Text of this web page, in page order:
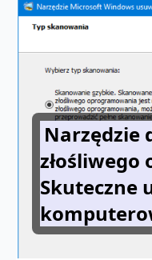
Narzędzie
Skuteczne